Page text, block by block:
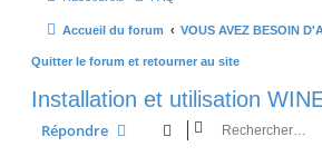
Accueil du forum VOUS AVEZ BESOIN
Quitter le forum et retourner au site
Installation et utilisation
Répondre